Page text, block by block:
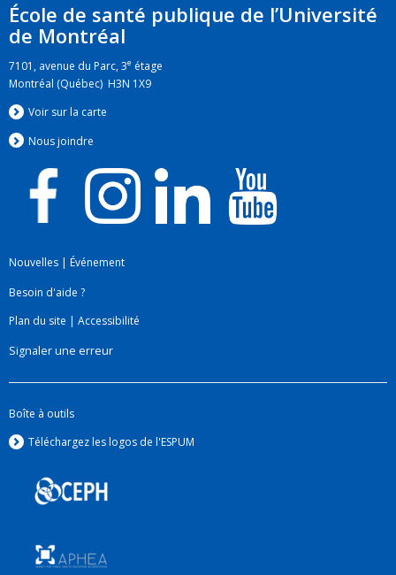
École de santé publique de l’Université
de Montréal
7101, avenue du Parc, 3e étage
Montréal (Québec) H3N 1X9
Voir sur la carte
Nous joindre
Nouvelles | Événement
Besoin d'aide ?
Plan du site | Accessibilité
Signaler une erreur
Boîte à outils
Téléchargez les logos de l'ESPUM